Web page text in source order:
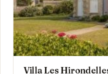
Villa Les